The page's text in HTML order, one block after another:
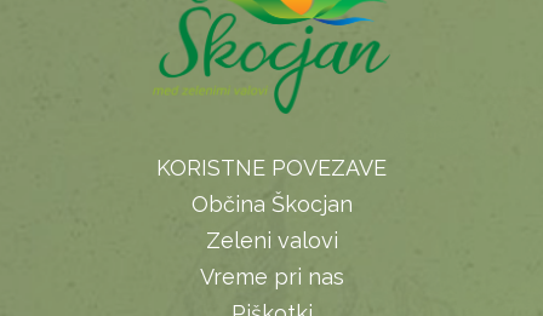
KORISTNE POVEZAVE
Občina Škocjan
Zeleni valovi
Vreme pri nas